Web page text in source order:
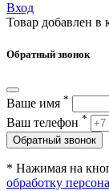
Вход
Товар добавлен в
Обратный звонок
Ваше имя *
Ваш телефон *
Обратный звонок
* Нажимая на
обработку